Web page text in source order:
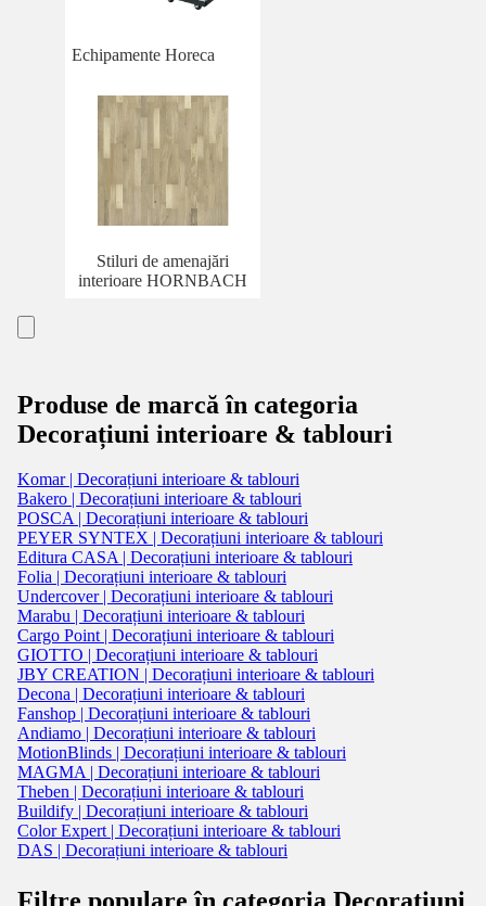
Echipamente Horeca
Stiluri de amenajări
interioare HORNBACH
Produse de marcă în categoria
Decorațiuni interioare & tablouri
Komar | Decorațiuni interioare & tablouri
Bakero | Decorațiuni interioare & tablouri
POSCA | Decorațiuni interioare & tablouri
PEYER SYNTEX | Decorațiuni interioare & tablouri
Editura CASA | Decorațiuni interioare & tablouri
Folia | Decorațiuni interioare & tablouri
Undercover | Decorațiuni interioare & tablouri
Marabu | Decorațiuni interioare & tablouri
Cargo Point | Decorațiuni interioare & tablouri
GIOTTO | Decorațiuni interioare & tablouri
JBY CREATION | Decorațiuni interioare & tablouri
Decona | Decorațiuni interioare & tablouri
Fanshop | Decorațiuni interioare & tablouri
Andiamo | Decorațiuni interioare & tablouri
MotionBlinds | Decorațiuni interioare & tablouri
MAGMA | Decorațiuni interioare & tablouri
Theben | Decorațiuni interioare & tablouri
Buildify | Decorațiuni interioare & tablouri
Color Expert | Decorațiuni interioare & tablouri
DAS | Decorațiuni interioare & tablouri